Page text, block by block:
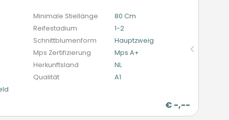
Minimale Stiellänge
80 Cm
Reifestadium
1-2
Schnittblumenform
Hauptzweig
Mps Zertifizierung
Mps A+
Herkunftsland
NL
Qualität
A1
€ -,--